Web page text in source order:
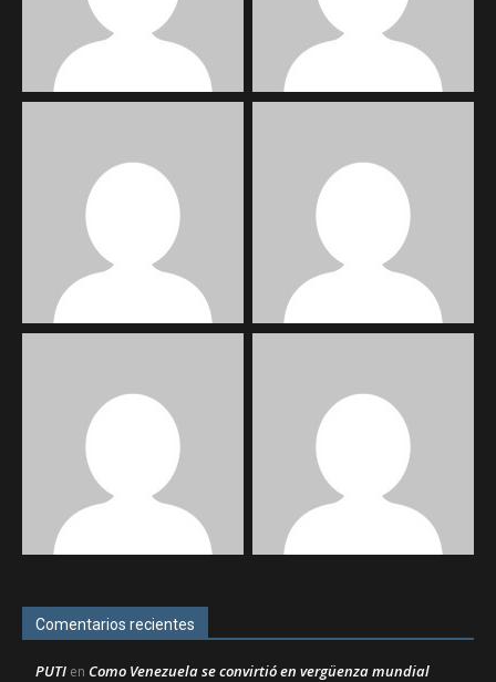
Comentarios recientes
PUTI en Como Venezuela se convirtió en vergüenza mundial